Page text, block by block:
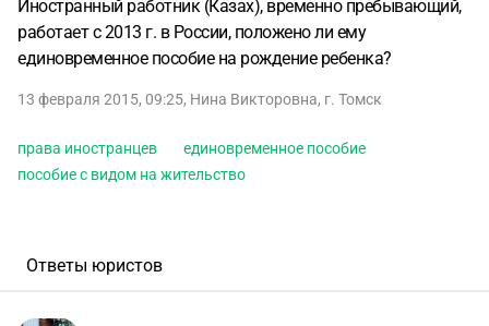
Иностранный работник (Казах), временно пребывающий,
работает с 2013 г. в России, положено ли ему
единовременное пособие на рождение ребенка?
13 февраля 2015, 09:25, Нина Викторовна, г. Томск
права иностранцев
единовременное пособие
пособие с видом на жительство
Ответы юристов